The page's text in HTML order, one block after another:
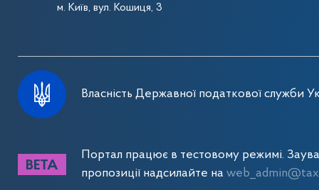
м. Київ, вул. Кошиця, 3
Власність Державної податкової служби
Портал працює в тестовому режимі.
пропозиції надсилайте на